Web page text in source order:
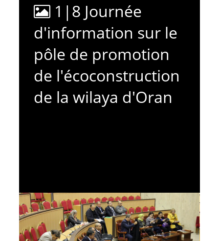
1 | 8 Journée
d'information sur le
pôle de promotion
de l'écoconstruction
de la wilaya d'Oran